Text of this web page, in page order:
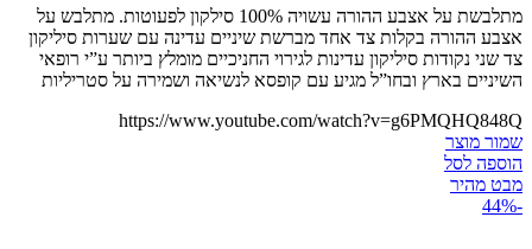
מתלבשת על אצבע ההורה עשויה 100% סילקון לפעוטות. מתלבש על
אצבע ההורה בקלות צד אחד מברשת שיניים עדינה עם שערות סיליקון
צד שני נקודות סיליקון עדינות לגירוי החניכיים מומלץ ביותר ע”י רופאי
השיניים בארץ ובחו”ל מגיע עם קופסא לנשיאה ושמירה על סטריליות
https://www.youtube.com/watch?v=g6PMQHQ848Q
שמור מוצר
הוספה לסל
מבט מהיר
-44%